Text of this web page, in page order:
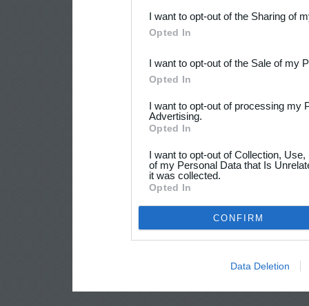
Downstream Participants
third parties.
I want to opt-out of the Sharing of
Opted In
I want to opt-out of the Sale of my
Opted In
I want to opt-out of processing my
Advertising.
Opted In
I want to opt-out of Collection,
of my Personal Data that Is
it was collected.
Opted In
CONFIRM
Data Deletion